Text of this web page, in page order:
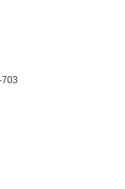
703